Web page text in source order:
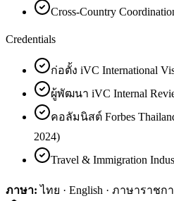
Cross-Country
Credentials
ก่อตั้ง iVC International
ผู้พัฒนา iVC Internal
คอลัมนิสต์ Forbes
2024)
Travel & Immigration
ภาษา: ไทย · English · ภาษาราชก